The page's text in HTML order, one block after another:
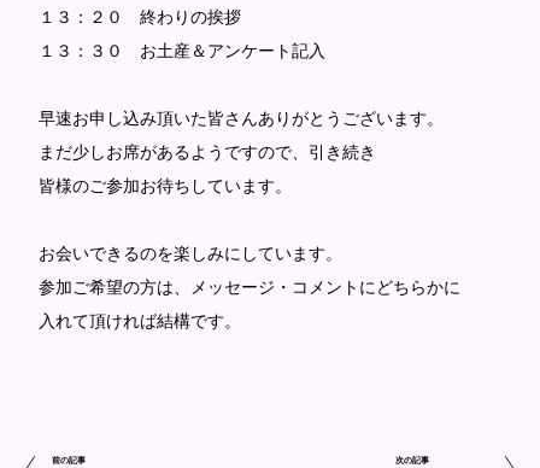
１３：２０ 終わりの挨拶
１３：３０ お土産＆アンケート記入
早速お申し込み頂いた皆さんありがとうございます。
まだ少しお席があるようですので、引き続き
皆様のご参加お待ちしています。
お会いできるのを楽しみにしています。
参加ご希望の方は、メッセージ・コメントにどちらかに
入れて頂ければ結構です。
前の記事 次の記事